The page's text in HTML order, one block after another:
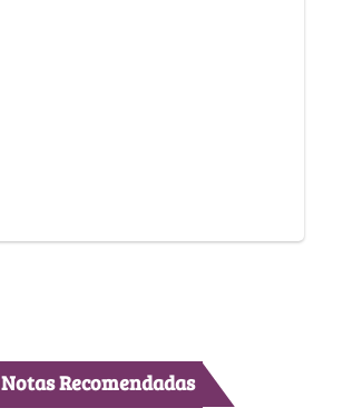
Notas Recomendadas